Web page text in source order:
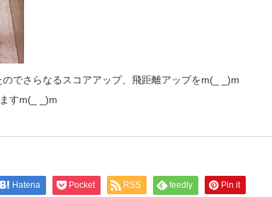
でさらなるスコアアップ、飛距離アップをm(_ _)m
すm(_ _)m
Hatena Pocket RSS feedly Pin it